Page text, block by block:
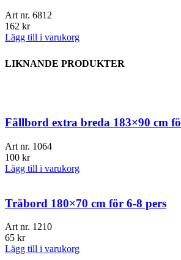
Art nr. 6812
162 kr
Lägg till i varukorg
LIKNANDE PRODUKTER
Fällbord extra breda 183×90 cm
Art nr. 1064
100 kr
Lägg till i varukorg
Träbord 180×70 cm för 6-8 pers
Art nr. 1210
65 kr
Lägg till i varukorg